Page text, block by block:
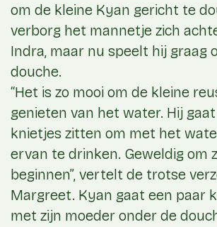
om de kleine Kyan gericht te
verborg het mannetje zich
Indra, maar nu speelt hij graag
douche.
“Het is zo mooi om de kleine
genieten van het water. Hij
knietjes zitten om met het
ervan te drinken. Geweldig om
beginnen”, vertelt de trotse
Margreet. Kyan gaat een paar
met zijn moeder onder de